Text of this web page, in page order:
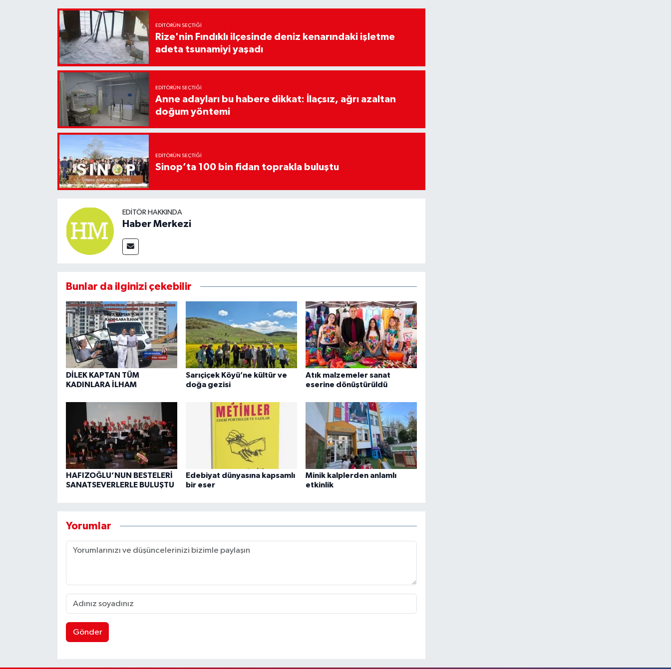
EDITÖRÜN SEÇTIĞI
Rize'nin Fındıklı ilçesinde deniz kenarındaki işletme
adeta tsunamiyi yaşadı
EDITÖRÜN SEÇTIĞI
Anne adayları bu habere dikkat: İlaçsız, ağrı azaltan
doğum yöntemi
EDITÖRÜN SEÇTIĞI
Sinop’ta 100 bin fidan toprakla buluştu
EDITÖR HAKKINDA
Haber Merkezi
Bunlar da ilginizi çekebilir
DİLEK KAPTAN TÜM
KADINLARA İLHAM
Sarıçiçek Köyü’ne kültür ve
doğa gezisi
Atık malzemeler sanat
eserine dönüştürüldü
HAFIZOĞLU’NUN BESTELERİ
SANATSEVERLERLE BULUŞTU
Edebiyat dünyasına kapsamlı
bir eser
Minik kalplerden anlamlı
etkinlik
Yorumlar
Gönder